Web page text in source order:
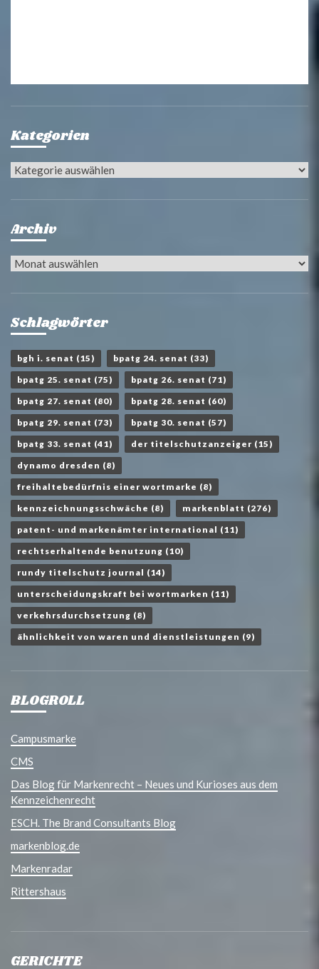
Kategorien
Kategorien
Archiv
Archiv
Schlagwörter
bgh i. senat (15) bpatg 24. senat (33)
bpatg 25. senat (75) bpatg 26. senat (71)
bpatg 27. senat (80) bpatg 28. senat (60)
bpatg 29. senat (73) bpatg 30. senat (57)
bpatg 33. senat (41) der titelschutzanzeiger (15)
dynamo dresden (8)
freihaltebedürfnis einer wortmarke (8)
kennzeichnungsschwäche (8) markenblatt (276)
patent- und markenämter international (11)
rechtserhaltende benutzung (10)
rundy titelschutz journal (14)
unterscheidungskraft bei wortmarken (11)
verkehrsdurchsetzung (8)
ähnlichkeit von waren und dienstleistungen (9)
BLOGROLL
Campusmarke
CMS
Das Blog für Markenrecht – Neues und Kurioses aus dem
Kennzeichenrecht
ESCH. The Brand Consultants Blog
markenblog.de
Markenradar
Rittershaus
GERICHTE